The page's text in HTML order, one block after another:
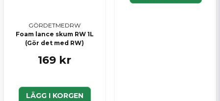
GÖRDETMEDRW
Foam lance skum RW 1L
(Gör det med RW)
169 kr
LÄGG I KORGEN